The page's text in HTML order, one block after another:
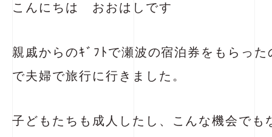
こんにちは おおはしです
親戚からのｷﾞﾌﾄで瀬波の宿泊券をもらっ
で夫婦で旅行に行きました。
子どもたちも成人したし、こんな機会でも